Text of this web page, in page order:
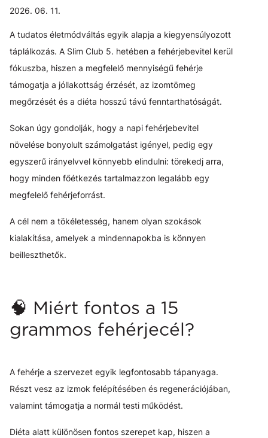
2026. 06. 11.
A tudatos életmódváltás egyik alapja a kiegyensúlyozott
táplálkozás. A Slim Club 5. hetében a fehérjebevitel kerül
fókuszba, hiszen a megfelelő mennyiségű fehérje
támogatja a jóllakottság érzését, az izomtömeg
megőrzését és a diéta hosszú távú fenntarthatóságát.
Sokan úgy gondolják, hogy a napi fehérjebevitel
növelése bonyolult számolgatást igényel, pedig egy
egyszerű irányelvvel könnyebb elindulni: törekedj arra,
hogy minden főétkezés tartalmazzon legalább egy
megfelelő fehérjeforrást.
A cél nem a tökéletesség, hanem olyan szokások
kialakítása, amelyek a mindennapokba is könnyen
beilleszthetők.
🧠 Miért fontos a 15
grammos fehérjecél?
A fehérje a szervezet egyik legfontosabb tápanyaga.
Részt vesz az izmok felépítésében és regenerációjában,
valamint támogatja a normál testi működést.
Diéta alatt különösen fontos szerepet kap, hiszen a